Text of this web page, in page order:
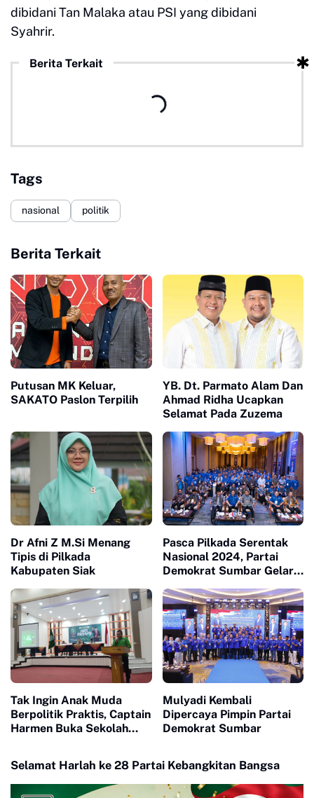
dibidani Tan Malaka atau PSI yang dibidani
Syahrir.
Berita Terkait
Tags
nasional politik
Berita Terkait
Putusan MK Keluar,
SAKATO Paslon Terpilih
YB. Dt. Parmato Alam Dan
Ahmad Ridha Ucapkan
Selamat Pada Zuzema
Dr Afni Z M.Si Menang
Tipis di Pilkada
Kabupaten Siak
Pasca Pilkada Serentak
Nasional 2024, Partai
Demokrat Sumbar Gelar
Konsolidasi Kader
Tak Ingin Anak Muda
Berpolitik Praktis, Captain
Harmen Buka Sekolah
Mulyadi Kembali
Dipercaya Pimpin Partai
Demokrat Sumbar
Selamat Harlah ke 28 Partai Kebangkitan Bangsa